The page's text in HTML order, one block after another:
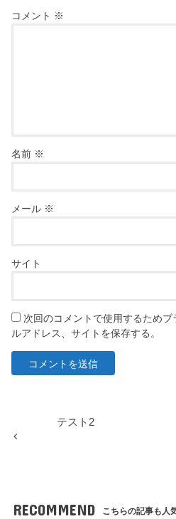
コメント ※
名前 ※
メール ※
サイト
次回のコメントで使用するため
ルアドレス、サイトを保存する。
テスト2
RECOMMEND こちらの記事も人